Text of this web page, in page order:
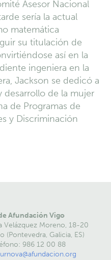
Asesor Nacional
sería la actual
matemática
su titulación de
así en la
ingeniera en la
Jackson se dedicó a
de la mujer
de Programas de
y Discriminación
Afundación Vigo
Velázquez Moreno, 18-20
(Pontevedra, Galicia, ES)
986 12 00 88